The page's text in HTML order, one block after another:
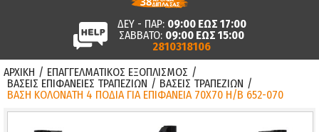
ΔΕΥ - ΠΑΡ: 09:00 ΕΩΣ 17:00
ΣΑΒΒΑΤΟ: 09:00 ΕΩΣ 15:00
2810318106
ΑΡΧΙΚΗ / ΕΠΑΓΓΕΛΜΑΤΙΚΟΣ ΕΞΟΠΛΙΣΜΟΣ /
ΒΑΣΕΙΣ ΕΠΙΦΑΝΕΙΕΣ ΤΡΑΠΕΖΙΩΝ / ΒΑΣΕΙΣ ΤΡΑΠΕΖΙΩΝ /
ΒΑΣΗ ΚΟΛΟΝΑΤΗ 4 ΠΟΔΙΑ ΓΙΑ ΕΠΙΦΑΝΕΙΑ 70X70 Η/Β 652-070